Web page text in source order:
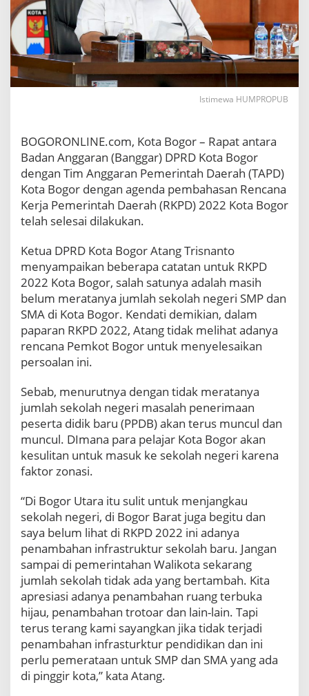
e
g
e
r
i
S
a
n
S
M
A
M
n
a
d
S
o
r
o
t
P
R
D
D
a
P
m
b
a
h
a
s
a
n
R
K
P
D
Istimewa HUMPROPUB
BOGORONLINE.com, Kota Bogor – Rapat antara
Badan Anggaran (Banggar) DPRD Kota Bogor
dengan Tim Anggaran Pemerintah Daerah (TAPD)
Kota Bogor dengan agenda pembahasan Rencana
Kerja Pemerintah Daerah (RKPD) 2022 Kota Bogor
telah selesai dilakukan.
Ketua DPRD Kota Bogor Atang Trisnanto
menyampaikan beberapa catatan untuk RKPD
2022 Kota Bogor, salah satunya adalah masih
belum meratanya jumlah sekolah negeri SMP dan
SMA di Kota Bogor. Kendati demikian, dalam
paparan RKPD 2022, Atang tidak melihat adanya
rencana Pemkot Bogor untuk menyelesaikan
persoalan ini.
Sebab, menurutnya dengan tidak meratanya
jumlah sekolah negeri masalah penerimaan
peserta didik baru (PPDB) akan terus muncul dan
muncul. DImana para pelajar Kota Bogor akan
kesulitan untuk masuk ke sekolah negeri karena
faktor zonasi.
“Di Bogor Utara itu sulit untuk menjangkau
sekolah negeri, di Bogor Barat juga begitu dan
saya belum lihat di RKPD 2022 ini adanya
penambahan infrastruktur sekolah baru. Jangan
sampai di pemerintahan Walikota sekarang
jumlah sekolah tidak ada yang bertambah. Kita
apresiasi adanya penambahan ruang terbuka
hijau, penambahan trotoar dan lain-lain. Tapi
terus terang kami sayangkan jika tidak terjadi
penambahan infrasturktur pendidikan dan ini
perlu pemerataan untuk SMP dan SMA yang ada
di pinggir kota,” kata Atang.